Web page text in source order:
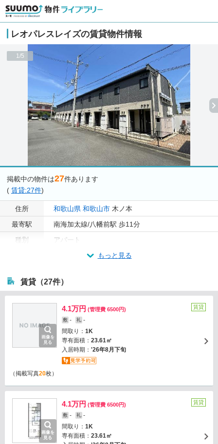
レオパレスレイズの賃貸物件情報
1/5
掲載中の物件は27件あります
( 賃貸:27件)
住所 和歌山県 和歌山市 木ノ本
最寄駅
南海加太線/八幡前駅 歩11分
種別
アパート
もっと見る
賃貸（27件）
画像を
見る
4.1万円 (管理費 6500円)
敷 - 礼 -
間取り： 1K
専有面積： 23.61㎡
入居時期： '26年8月下旬
賃貸
（掲載写真20枚）
画像を
見る
4.1万円 (管理費 6500円)
敷 - 礼 -
間取り： 1K
専有面積： 23.61㎡
賃貸